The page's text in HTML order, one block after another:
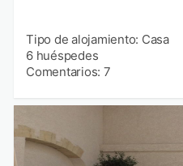
Tipo de alojamiento: Casa
6 huéspedes
Comentarios: 7